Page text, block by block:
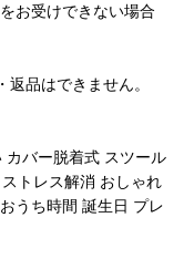
お受けできない場合
品はできません。
カバー脱着式 スツール
トレス解消 おしゃれ
うち時間 誕生日 プレ